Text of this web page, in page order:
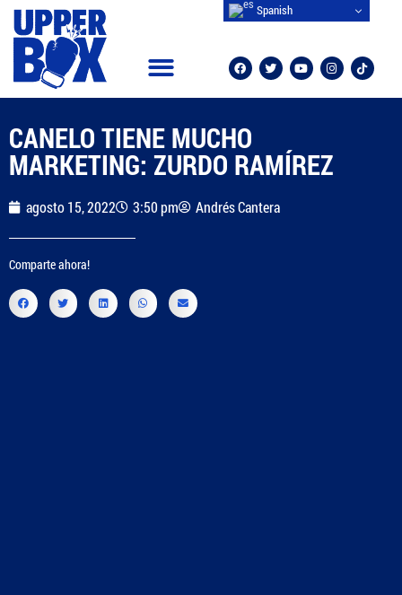
CANELO TIENE MUCHO
MARKETING: ZURDO RAMÍREZ
agosto 15, 2022 3:50 pm Andrés Cantera
Comparte ahora!
Spanish